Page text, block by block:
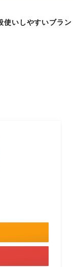
使いしやすいブラン